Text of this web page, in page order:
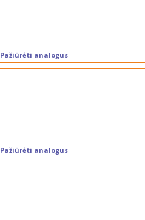
Pažiūrėti analogus
Pažiūrėti analogus